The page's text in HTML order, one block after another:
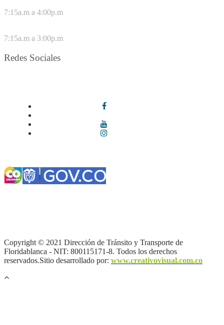
7:15a.m a 4:00p.m
7:15a.m a 3:00p.m
Redes Sociales
Copyright © 2021 Dirección de Tránsito y Transporte de
Floridablanca - NIT: 800115171-8. Todos los derechos
reservados.Sitio desarrollado por: www.creativovisual.com.co